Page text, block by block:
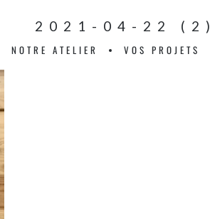
NOTRE ATELIER VOS PROJETS
2021-04-22 (2)